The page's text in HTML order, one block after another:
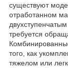
существуют
отработанном
требуется
того, как
тяжелом или